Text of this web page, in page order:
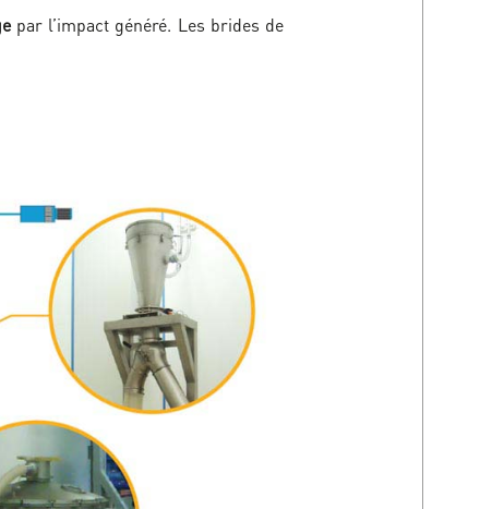
par l’impact généré. Les brides de